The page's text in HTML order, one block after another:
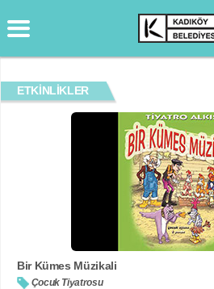
ETKİNLİKLER
Bir Kümes Müzikali
Çocuk Tiyatrosu